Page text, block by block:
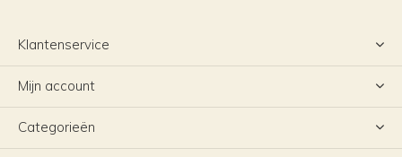
Klantenservice
Mijn account
Categorieën